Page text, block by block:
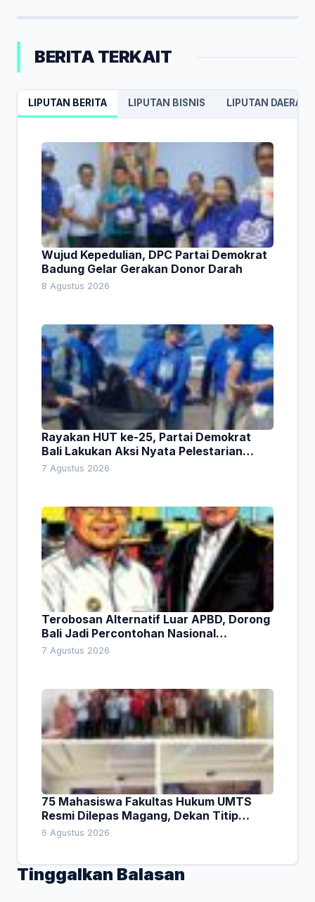
BERITA TERKAIT
LIPUTAN BERITA LIPUTAN BISNIS LIPUTAN DAERAH
Wujud Kepedulian, DPC Partai Demokrat
Badung Gelar Gerakan Donor Darah
8 Agustus 2026
Rayakan HUT ke-25, Partai Demokrat
Bali Lakukan Aksi Nyata Pelestarian
Lingkungan
7 Agustus 2026
Terobosan Alternatif Luar APBD, Dorong
Bali Jadi Percontohan Nasional
Pembiayaan Daerah
7 Agustus 2026
75 Mahasiswa Fakultas Hukum UMTS
Resmi Dilepas Magang, Dekan Titip
Empat Pesan Penting
6 Agustus 2026
Tinggalkan Balasan